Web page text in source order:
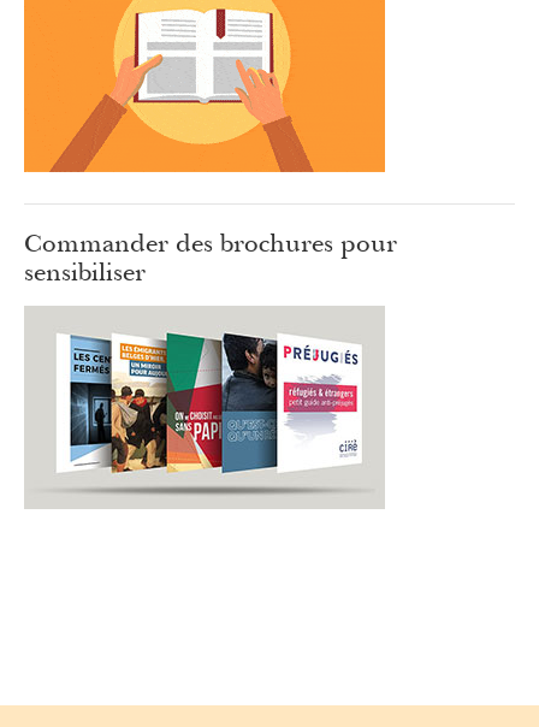
Commander des brochures pour
sensibiliser